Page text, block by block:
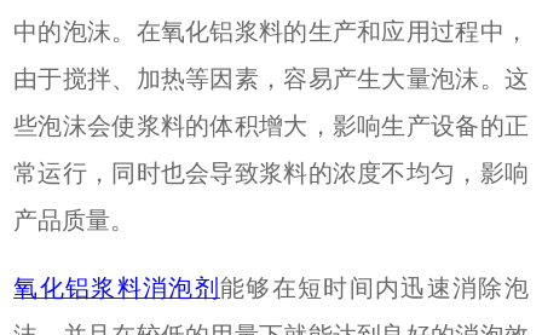
中的泡沫。在氧化铝浆料的生产和应用过程中，
由于搅拌、加热等因素，容易产生大量泡沫。这
些泡沫会使浆料的体积增大，影响生产设备的正
常运行，同时也会导致浆料的浓度不均匀，影响
产品质量。
氧化铝浆料消泡剂 能够在短时间内迅速消除泡